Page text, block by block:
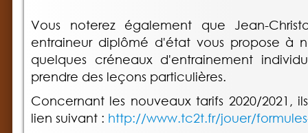
Vous noterez également que Jean-
entraineur diplômé d'état vous propose à
quelques créneaux d'entrainement
prendre des leçons particulières.
Concernant les nouveaux tarifs 2020/2021,
lien suivant : http://www.tc2t.fr/jouer/